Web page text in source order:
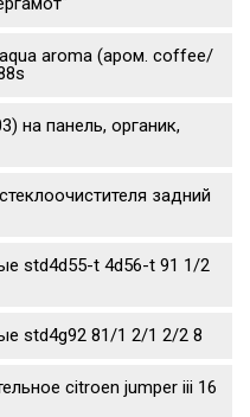
aroma (аром. coffee/
на панель, органик,
задний
std4d55-t 4d56-t 91 1/2
std4g92 81/1 2/1 2/2 8
citroen jumper iii 16